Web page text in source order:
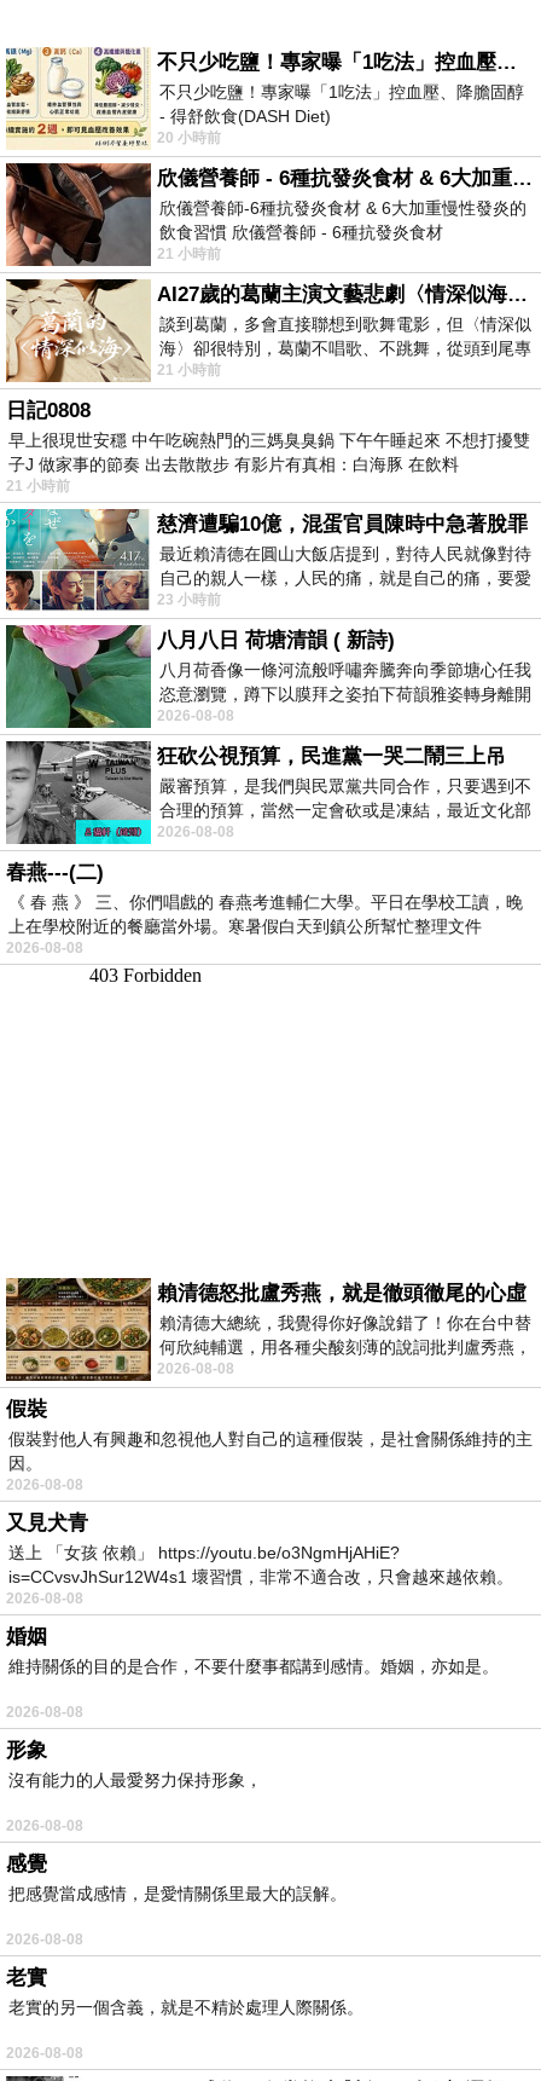
不只少吃鹽！專家曝「1吃法」控血壓、降膽固醇 - 得舒飲食(DASH Diet)
不只少吃鹽！專家曝「1吃法」控血壓、降膽固醇
- 得舒飲食(DASH Diet)
https://www.facebook.com/dietitiansophia/
posts/157966
20 小時前
欣儀營養師 - 6種抗發炎食材 & 6大加重慢性發炎的飲食習慣
欣儀營養師-6種抗發炎食材 & 6大加重慢性發炎的
飲食習慣 欣儀營養師 - 6種抗發炎食材
https://www.facebook.com/photo/?fbid=147
21 小時前
AI27歲的葛蘭主演文藝悲劇〈情深似海〉 #戀上老電影 #葛蘭 #粟子
談到葛蘭，多會直接聯想到歌舞電影，但〈情深似
海〉卻很特別，葛蘭不唱歌、不跳舞，從頭到尾專
心演戲。拍攝期間，經常工作超過12個鐘
21 小時前
日記0808
早上很現世安穩 中午吃碗熱門的三媽臭臭鍋 下午午睡起來 不想打擾雙
子J 做家事的節奏 出去散散步 有影片有真相：白海豚 在飲料
21 小時前
慈濟遭騙10億，混蛋官員陳時中急著脫罪
最近賴清德在圓山大飯店提到，對待人民就像對待
自己的親人一樣，人民的痛，就是自己的痛，要愛
民如親，說的這麼好聽，實際上根本沒做
23 小時前
八月八日 荷塘清韻 ( 新詩)
八月荷香像一條河流般呼嘯奔騰奔向季節塘心任我
恣意瀏覽，蹲下以膜拜之姿拍下荷韻雅姿轉身離開
時我把美麗的遐想掛在亭亭葉柄上盼望
2026-08-08
狂砍公視預算，民進黨一哭二鬧三上吊
嚴審預算，是我們與民眾黨共同合作，只要遇到不
合理的預算，當然一定會砍或是凍結，最近文化部
要編列公視和Taiwan plus預算，在110年
2026-08-08
春燕---(二)
《 春 燕 》 三、你們唱戲的 春燕考進輔仁大學。平日在學校工讀，晚
上在學校附近的餐廳當外場。寒暑假白天到鎮公所幫忙整理文件
2026-08-08
賴清德怒批盧秀燕，就是徹頭徹尾的心虛
賴清德大總統，我覺得你好像說錯了！你在台中替
何欣純輔選，用各種尖酸刻薄的說詞批判盧秀燕，
罵她施政滿意度輸給陳其邁，甚至還說盧
2026-08-08
假裝
假裝對他人有興趣和忽視他人對自己的這種假裝，是社會關係維持的主
因。
2026-08-08
又見犬青
送上 「女孩 依賴」 https://youtu.be/o3NgmHjAHiE?
is=CCvsvJhSur12W4s1 壞習慣，非常不適合改，只會越來越依賴。
我害怕的
2026-08-08
婚姻
維持關係的目的是合作，不要什麼事都講到感情。婚姻，亦如是。
2026-08-08
形象
沒有能力的人最愛努力保持形象，
2026-08-08
感覺
把感覺當成感情，是愛情關係里最大的誤解。
2026-08-08
老實
老實的另一個含義，就是不精於處理人際關係。
2026-08-08